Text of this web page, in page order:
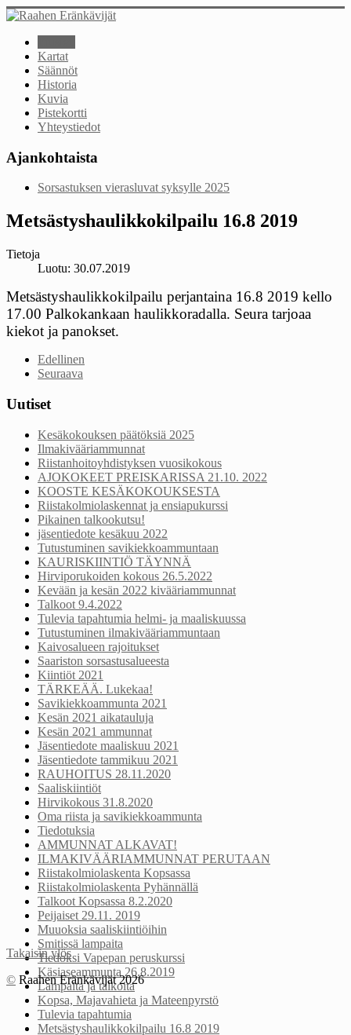
Kartat
Säännöt
Historia
Kuvia
Pistekortti
Yhteystiedot
Ajankohtaista
Sorsastuksen vierasluvat syksylle 2025
Metsästyshaulikkokilpailu 16.8 2019
Tietoja
Luotu: 30.07.2019
Metsästyshaulikkokilpailu perjantaina 16.8 2019 kello
17.00 Palkokankaan haulikkoradalla. Seura tarjoaa
kiekot ja panokset.
Edellinen
Seuraava
Uutiset
Kesäkokouksen päätöksiä 2025
Ilmakivääriammunnat
Riistanhoitoyhdistyksen vuosikokous
AJOKOKEET PREISKARISSA 21.10. 2022
KOOSTE KESÄKOKOUKSESTA
Riistakolmiolaskennat ja ensiapukurssi
Pikainen talkookutsu!
jäsentiedote kesäkuu 2022
Tutustuminen savikiekkoammuntaan
KAURISKIINTIÖ TÄYNNÄ
Hirviporukoiden kokous 26.5.2022
Kevään ja kesän 2022 kivääriammunnat
Talkoot 9.4.2022
Tulevia tapahtumia helmi- ja maaliskuussa
Tutustuminen ilmakivääriammuntaan
Kaivosalueen rajoitukset
Saariston sorsastusalueesta
Kiintiöt 2021
TÄRKEÄÄ. Lukekaa!
Savikiekkoammunta 2021
Kesän 2021 aikatauluja
Kesän 2021 ammunnat
Jäsentiedote maaliskuu 2021
Jäsentiedote tammikuu 2021
RAUHOITUS 28.11.2020
Saaliskiintiöt
Hirvikokous 31.8.2020
Oma riista ja savikiekkoammunta
Tiedotuksia
AMMUNNAT ALKAVAT!
ILMAKIVÄÄRIAMMUNNAT PERUTAAN
Riistakolmiolaskenta Kopsassa
Riistakolmiolaskenta Pyhännällä
Talkoot Kopsassa 8.2.2020
Peijaiset 29.11. 2019
Muuoksia saaliskiintiöihin
Smitissä lampaita
Tiedoksi Vapepan peruskurssi
Käsiaseammunta 26.8.2019
Lampaita ja talkoita
Kopsa, Majavahieta ja Mateenpyrstö
Tulevia tapahtumia
Metsästyshaulikkokilpailu 16.8 2019
Takaisin ylös
© Raahen Eränkävijät 2026